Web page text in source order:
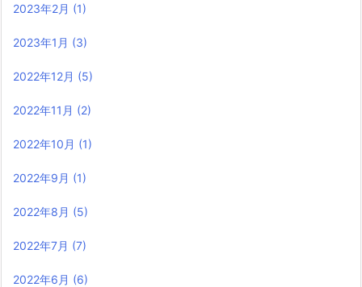
2023年2月 (1)
2023年1月 (3)
2022年12月 (5)
2022年11月 (2)
2022年10月 (1)
2022年9月 (1)
2022年8月 (5)
2022年7月 (7)
2022年6月 (6)